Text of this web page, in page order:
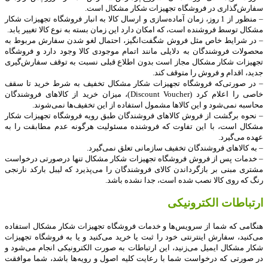
سفارش‌گذاری در فروشگاه تجهیزات شکار مشکال است.
– منظور از 1 روز، زمان آماده‌سازی و ارسال کالا به انبار فروشگاه تجهیزات شکار
مشکال توسط فروشنده است، که امکان دارد این زمان بسته به نوع کالا تغییر یابد.
– در شرایط خاص مثل فروش شگفت‌انگیز، احتمال لغو شدن سفارش مربوط به
محصولات فروشندگان به دلایلی مانند اتمام موجودی کالا وجود دارد و فروشگاه
تجهیزات شکار مشکال مجاز است بدون اطلاع قبلی نسبت به توقف سفارش‌‏گیری
جدید، اقدام و فروش را متوقف کند.
– در صورتی‌که فروشگاه تجهیزات شکار مشکال تخفیف به شرط خرید تا سقف
خاصی را اعلام کرد (Discount Voucher)، میزان خرید از کالاهای فروشندگان
محاسبه نمی‌شود و این کالاها مشمول استفاده از این تخفیف‌ها نمی‌شوند.
– نحوه برگشت از فروش کالاهای فروشندگان طبق رویه فروشگاه تجهیزات شکار
مشکال است، با این تفاوت که فروشنده مسئولیت هرگونه عدم مطابقت را به
عهده می‌گیرد.
– به کالاهای فروشندگان تخفیف سازمانی تعلق نمی‌گیرد.
– خدمات پس ‌از‌ فروش فروشگاه تجهیزات شکار مشکال تنها درصورتی درخواست
مشتری مبنی بر
بازگرداندن کالای فروشندگان را می‌پذیرد که لیبل بارکد نارنجی
رنگ که روی کالا نصب شده است، جدا نشده باشد.
ارتباطات الکترونیکی
هنگامی که شما از سرویس‌‏ها و خدمات فروشگاه تجهیزات شکار مشکال استفاده
می‏‌کنید، سفارش اینترنتی خود را ثبت یا خرید می‏‌کنید و یا به فروشگاه تجهیزات
شکار مشکال ایمیل می‏‌زنید، این ارتباطات به صورت الکترونیکی انجام می‏‌شود و
در صورتی که درخواست شما با رعایت کلیه اصول و رویه‏‌ها باشد، شما موافقت